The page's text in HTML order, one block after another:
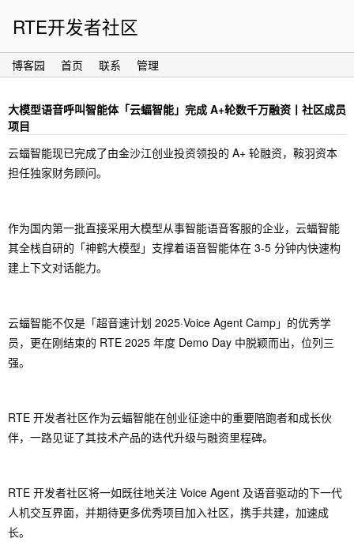
RTE开发者社区
博客园 首页 联系 管理
大模型语音呼叫智能体「云蝠智能」完成 A+轮数千万融资丨社区成员
项目
云蝠智能现已完成了由金沙江创业投资领投的 A+ 轮融资，鞍羽资本
担任独家财务顾问。
作为国内第一批直接采用大模型从事智能语音客服的企业，云蝠智能
其全栈自研的「神鹤大模型」支撑着语音智能体在 3-5 分钟内快速构
建上下文对话能力。
云蝠智能不仅是「超音速计划 2025·Voice Agent Camp」的优秀学
员，更在刚结束的 RTE 2025 年度 Demo Day 中脱颖而出，位列三
强。
RTE 开发者社区作为云蝠智能在创业征途中的重要陪跑者和成长伙
伴，一路见证了其技术产品的迭代升级与融资里程碑。
RTE 开发者社区将一如既往地关注 Voice Agent 及语音驱动的下一代
人机交互界面，并期待更多优秀项目加入社区，携手共建，加速成
长。